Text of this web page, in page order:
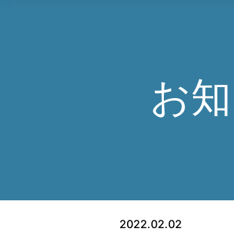
お
2022.02.02